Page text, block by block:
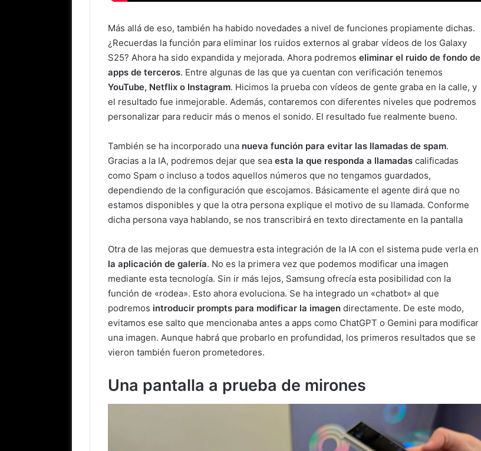
Más allá de eso, también ha habido novedades a nivel de funciones propiamente dichas.
¿Recuerdas la función para eliminar los ruidos externos al grabar vídeos de los Galaxy
S25? Ahora ha sido expandida y mejorada. Ahora podremos eliminar el ruido de fondo de
apps de terceros. Entre algunas de las que ya cuentan con verificación tenemos
YouTube, Netflix o Instagram. Hicimos la prueba con vídeos de gente graba en la calle, y
el resultado fue inmejorable. Además, contaremos con diferentes niveles que podremos
personalizar para reducir más o menos el sonido. El resultado fue realmente bueno.
También se ha incorporado una nueva función para evitar las llamadas de spam.
Gracias a la IA, podremos dejar que sea esta la que responda a llamadas calificadas
como Spam o incluso a todos aquellos números que no tengamos guardados,
dependiendo de la configuración que escojamos. Básicamente el agente dirá que no
estamos disponibles y que la otra persona explique el motivo de su llamada. Conforme
dicha persona vaya hablando, se nos transcribirá en texto directamente en la pantalla
Otra de las mejoras que demuestra esta integración de la IA con el sistema pude verla en
la aplicación de galería. No es la primera vez que podemos modificar una imagen
mediante esta tecnología. Sin ir más lejos, Samsung ofrecía esta posibilidad con la
función de «rodea». Esto ahora evoluciona. Se ha integrado un «chatbot» al que
podremos introducir prompts para modificar la imagen directamente. De este modo,
evitamos ese salto que mencionaba antes a apps como ChatGPT o Gemini para modificar
una imagen. Aunque habrá que probarlo en profundidad, los primeros resultados que se
vieron también fueron prometedores.
Una pantalla a prueba de mirones